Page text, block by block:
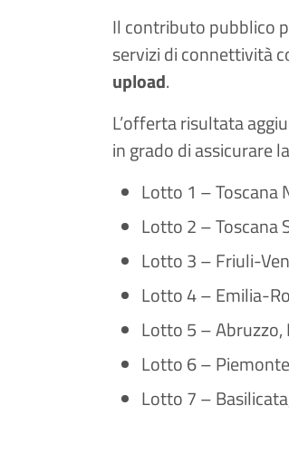
Il contributo pubblico
servizi di connettività
upload.
L’offerta risultata
in grado di assicurare
Lotto 1 – Toscana
Lotto 2 – Toscana
Lotto 3 – Friuli-
Lotto 4 – Emilia-
Lotto 5 – Abruzzo,
Lotto 6 –
Lotto 7 –